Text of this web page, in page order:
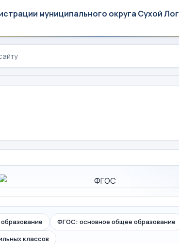
муниципального округа Сухой Лог
ФГОС: основное общее образование
классов